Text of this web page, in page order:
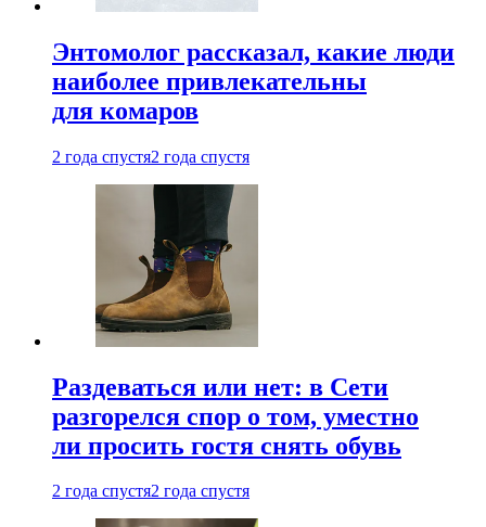
Энтомолог рассказал, какие люди
наиболее привлекательны
для комаров
2 года спустя2 года спустя
Раздеваться или нет: в Сети
разгорелся спор о том, уместно
ли просить гостя снять обувь
2 года спустя2 года спустя